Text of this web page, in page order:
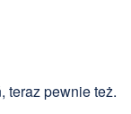
teraz pewnie też.